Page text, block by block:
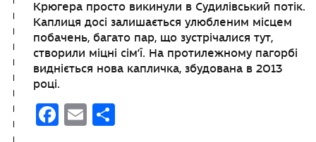
Крюгера просто викинули в Судилівський потік.
Каплиця досі залишається улюбленим місцем
побачень, багато пар, що зустрічалися тут,
створили міцні сім’ї. На протилежному пагорбі
видніється нова капличка, збудована в 2013
році.
Facebook
Email